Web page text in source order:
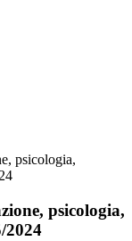
psicologia,
psicologia,
2024